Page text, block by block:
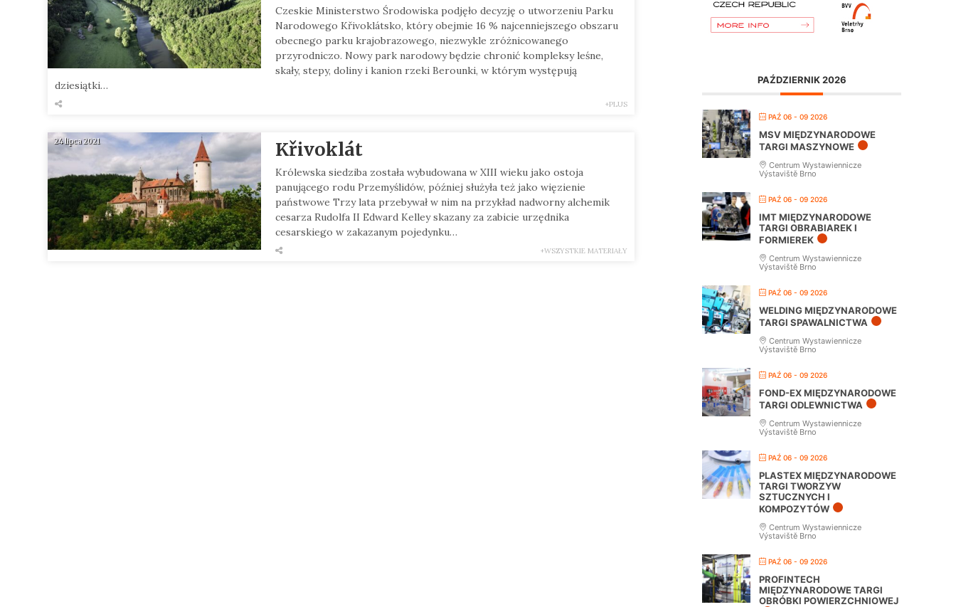
Czeskie Ministerstwo Środowiska podjęło decyzję o utworzeniu Parku
Narodowego Křivoklátsko, który obejmie 16 % najcenniejszego obszaru
obecnego parku krajobrazowego, niezwykle zróżnicowanego
przyrodniczo. Nowy park narodowy będzie chronić kompleksy leśne,
skały, stepy, doliny i kanion rzeki Berounki, w którym występują
dziesiątki…
+PLUS
24 lipca 2021 Křivoklát
Królewska siedziba została wybudowana w XIII wieku jako ostoja
panującego rodu Przemyślidów, później służyła też jako więzienie
państwowe Trzy lata przebywał w nim na przykład nadworny alchemik
cesarza Rudolfa II Edward Kelley skazany za zabicie urzędnika
cesarskiego w zakazanym pojedynku…
+WSZYSTKIE MATERIAŁY
PAŹDZIERNIK 2026
PAŹ 06 - 09 2026
MSV MIĘDZYNARODOWE
TARGI MASZYNOWE
Centrum Wystawiennicze
Výstaviště Brno
PAŹ 06 - 09 2026
IMT MIĘDZYNARODOWE
TARGI OBRABIAREK I
FORMIEREK
Centrum Wystawiennicze
Výstaviště Brno
PAŹ 06 - 09 2026
WELDING MIĘDZYNARODOWE
TARGI SPAWALNICTWA
Centrum Wystawiennicze
Výstaviště Brno
PAŹ 06 - 09 2026
FOND-EX MIĘDZYNARODOWE
TARGI ODLEWNICTWA
Centrum Wystawiennicze
Výstaviště Brno
PAŹ 06 - 09 2026
PLASTEX MIĘDZYNARODOWE
TARGI TWORZYW
SZTUCZNYCH I
KOMPOZYTÓW
Centrum Wystawiennicze
Výstaviště Brno
PAŹ 06 - 09 2026
PROFINTECH
MIĘDZYNARODOWE TARGI
OBRÓBKI POWIERZCHNIOWEJ